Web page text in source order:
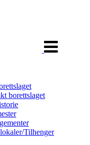
navigasjon
borettslaget
Tilhenger